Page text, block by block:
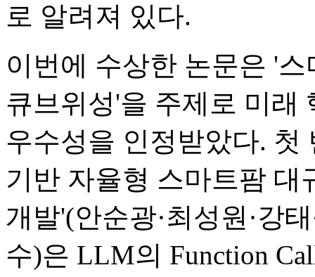
로 알려져 있다.
이번에 수상한 논문은 '
큐브위성'을 주제로 미래
우수성을 인정받았다. 첫
기반 자율형 스마트팜
개발'(안순광·최성원·강
수)은 LLM의 Function